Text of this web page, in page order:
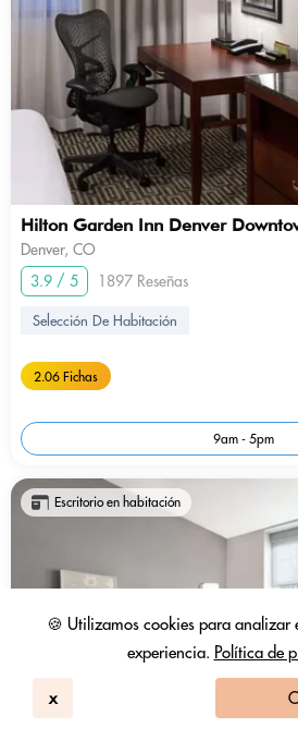
🍪 Utilizamos cookies para analizar
experiencia. Política de
x
Hilton Garden Inn Denver
Denver, CO
3.9 / 5
1897 Reseñas
Selección De Habitación
2.06 Fichas
9am - 5pm
Escritorio en habitación